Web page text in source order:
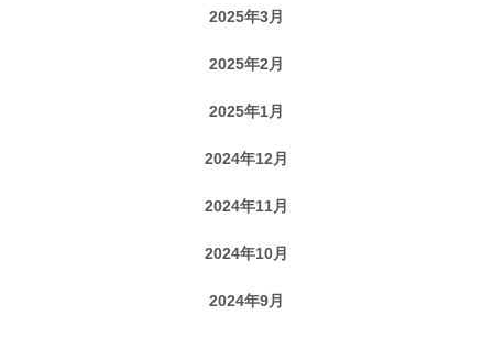
2025年3月
2025年2月
2025年1月
2024年12月
2024年11月
2024年10月
2024年9月